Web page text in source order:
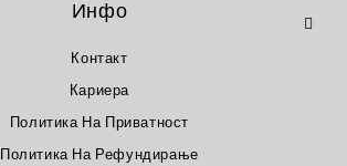
Инфо
Контакт
Кариера
Политика На Приватност
Политика На Рефундирање